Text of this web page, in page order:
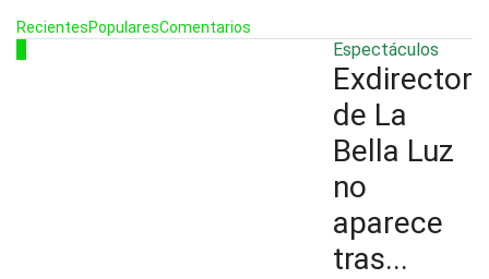
RecientesPopularesComentarios
Espectáculos
Exdirector
de La
Bella Luz
no
aparece
tras...